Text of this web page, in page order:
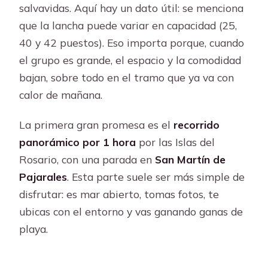
salvavidas. Aquí hay un dato útil: se menciona
que la lancha puede variar en capacidad (25,
40 y 42 puestos). Eso importa porque, cuando
el grupo es grande, el espacio y la comodidad
bajan, sobre todo en el tramo que ya va con
calor de mañana.
La primera gran promesa es el recorrido
panorámico por 1 hora por las Islas del
Rosario, con una parada en San Martín de
Pajarales. Esta parte suele ser más simple de
disfrutar: es mar abierto, tomas fotos, te
ubicas con el entorno y vas ganando ganas de
playa.